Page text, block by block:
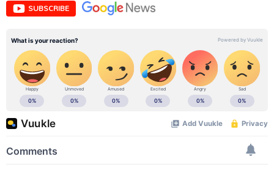
SUBSCRIBE